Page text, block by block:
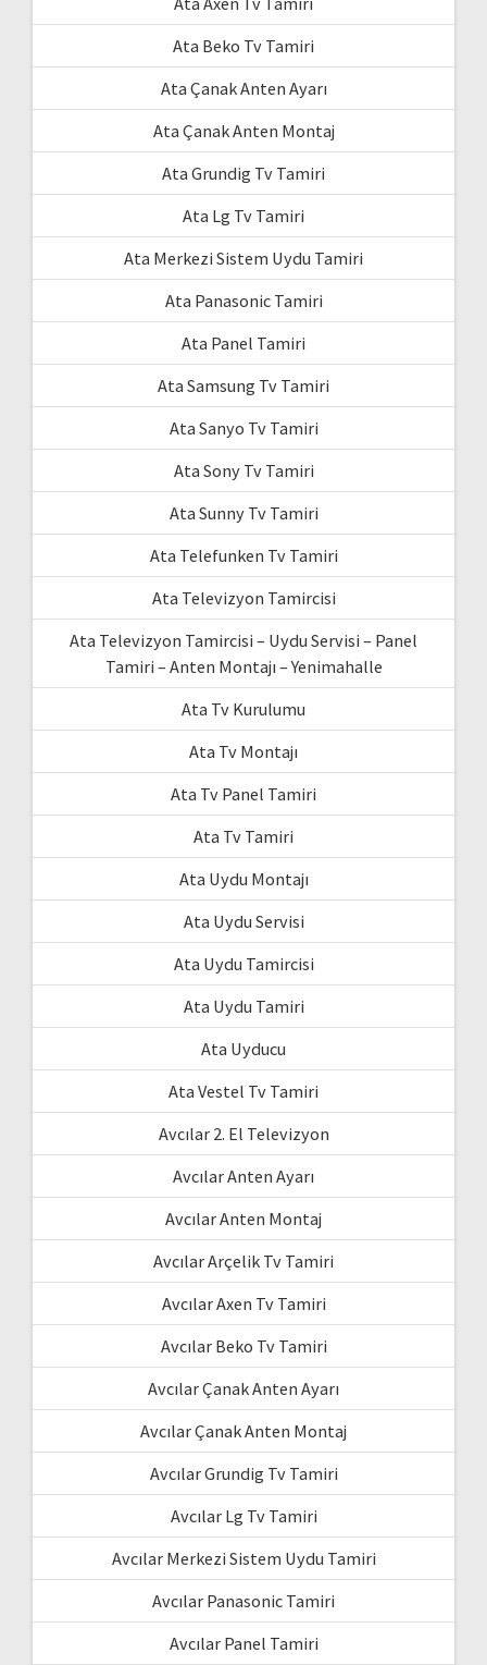
Ata Beko Tv Tamiri
Ata Çanak Anten Ayarı
Ata Çanak Anten Montaj
Ata Grundig Tv Tamiri
Ata Lg Tv Tamiri
Ata Merkezi Sistem Uydu Tamiri
Ata Panasonic Tamiri
Ata Panel Tamiri
Ata Samsung Tv Tamiri
Ata Sanyo Tv Tamiri
Ata Sony Tv Tamiri
Ata Sunny Tv Tamiri
Ata Telefunken Tv Tamiri
Ata Televizyon Tamircisi
Ata Televizyon Tamircisi – Uydu Servisi – Panel
Tamiri – Anten Montajı – Yenimahalle
Ata Tv Kurulumu
Ata Tv Montajı
Ata Tv Panel Tamiri
Ata Tv Tamiri
Ata Uydu Montajı
Ata Uydu Servisi
Ata Uydu Tamircisi
Ata Uydu Tamiri
Ata Uyducu
Ata Vestel Tv Tamiri
Avcılar 2. El Televizyon
Avcılar Anten Ayarı
Avcılar Anten Montaj
Avcılar Arçelik Tv Tamiri
Avcılar Axen Tv Tamiri
Avcılar Beko Tv Tamiri
Avcılar Çanak Anten Ayarı
Avcılar Çanak Anten Montaj
Avcılar Grundig Tv Tamiri
Avcılar Lg Tv Tamiri
Avcılar Merkezi Sistem Uydu Tamiri
Avcılar Panasonic Tamiri
Avcılar Panel Tamiri